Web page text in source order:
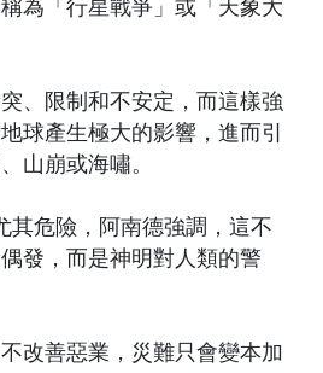
為「行星戰爭」或「天象大
、限制和不安定，而這樣強
球產生極大的影響，進而引
山崩或海嘯。
其危險，阿南德強調，這不
發，而是神明對人類的警
改善惡業，災難只會變本加